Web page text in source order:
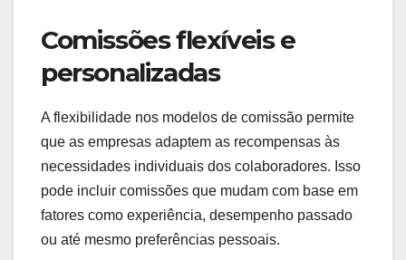
baseados em
desempenho
Os modelos de comissão baseados em
desempenho são cada vez mais populares, pois
alinham os interesses da empresa e dos
colaboradores. Esses modelos geralmente
oferecem comissões que variam de acordo com
as metas atingidas, incentivando resultados mais